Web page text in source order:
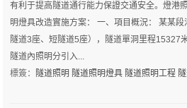
有利于提高隧道通行能力保證交通安全。燈港
明燈具改造實施方案： 一、項目概況： 某某
隧道3座、短隧道5座），隧道單洞里程15327
隧道內照明分引入...
標簽：
隧道照明 隧道照明燈具 隧道照明工程